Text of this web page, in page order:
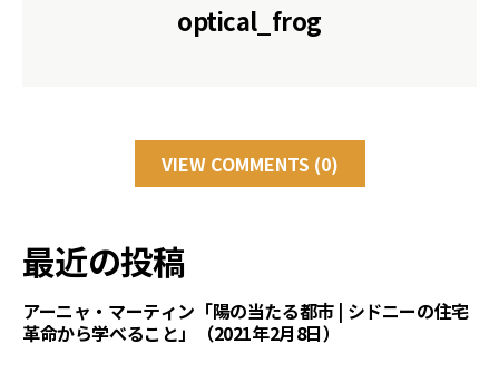
optical_frog
VIEW COMMENTS (0)
最近の投稿
アーニャ・マーティン「陽の当たる都市 | シドニーの住宅
革命から学べること」（2021年2月8日）